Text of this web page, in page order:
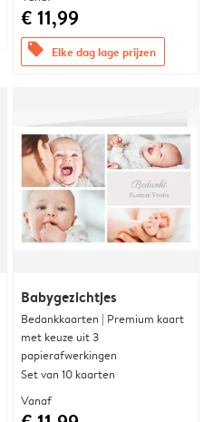
€ 11,99
offers Elke dag lage prijzen
Babygezichtjes
Bedankkaarten | Premium kaart
met keuze uit 3
papierafwerkingen
Set van 10 kaarten
Vanaf